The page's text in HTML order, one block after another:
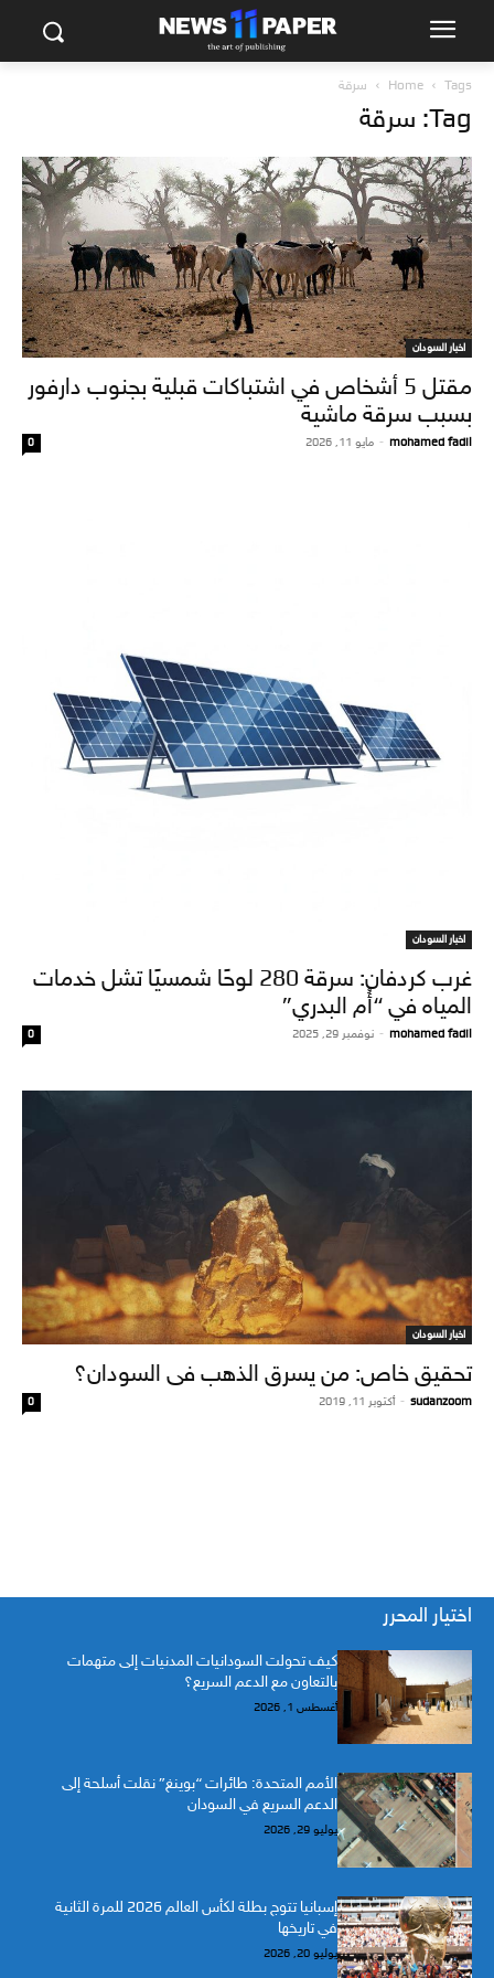
Home Tags سرقة
Tag: سرقة
اخبار السودان
مقتل 5 أشخاص في اشتباكات قبلية بجنوب دارفور
بسبب سرقة ماشية
mohamed fadil
- مايو 11, 2026 0
اخبار السودان
غرب كردفان: سرقة 280 لوحًا شمسيًا تشل خدمات
المياه في “أُم البدري”
mohamed fadil
- نوفمبر 29, 2025 0
اخبار السودان
تحقيق خاص: من يسرق الذهب فى السودان؟
sudanzoom
- أكتوبر 11, 2019 0
اختيار المحرر
كيف تحولت السودانيات المدنيات إلى متهمات
بالتعاون مع الدعم السريع؟
أغسطس 1, 2026
الأمم المتحدة: طائرات “بوينغ” نقلت أسلحة إلى
الدعم السريع في السودان
يوليو 29, 2026
إسبانيا تتوج بطلة لكأس العالم 2026 للمرة الثانية
في تاريخها
يوليو 20, 2026